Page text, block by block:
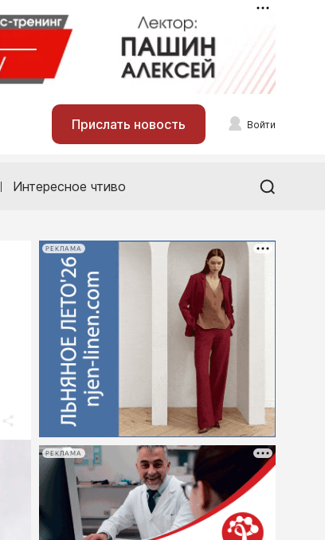
Прислать новость Войти
Интересное чтиво
РЕКЛАМА
РЕКЛАМА